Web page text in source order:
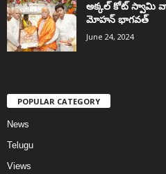
అక్కల్‌ కోట్‌ స్వామి
మోహన్ భాగవత్
June 24, 2024
POPULAR CATEGORY
News
Telugu
Views